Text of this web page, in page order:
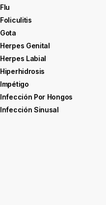
Flu
Foliculitis
Gota
Herpes Genital
Herpes Labial
Hiperhidrosis
Impétigo
Infección Por Hongos
Infección Sinusal